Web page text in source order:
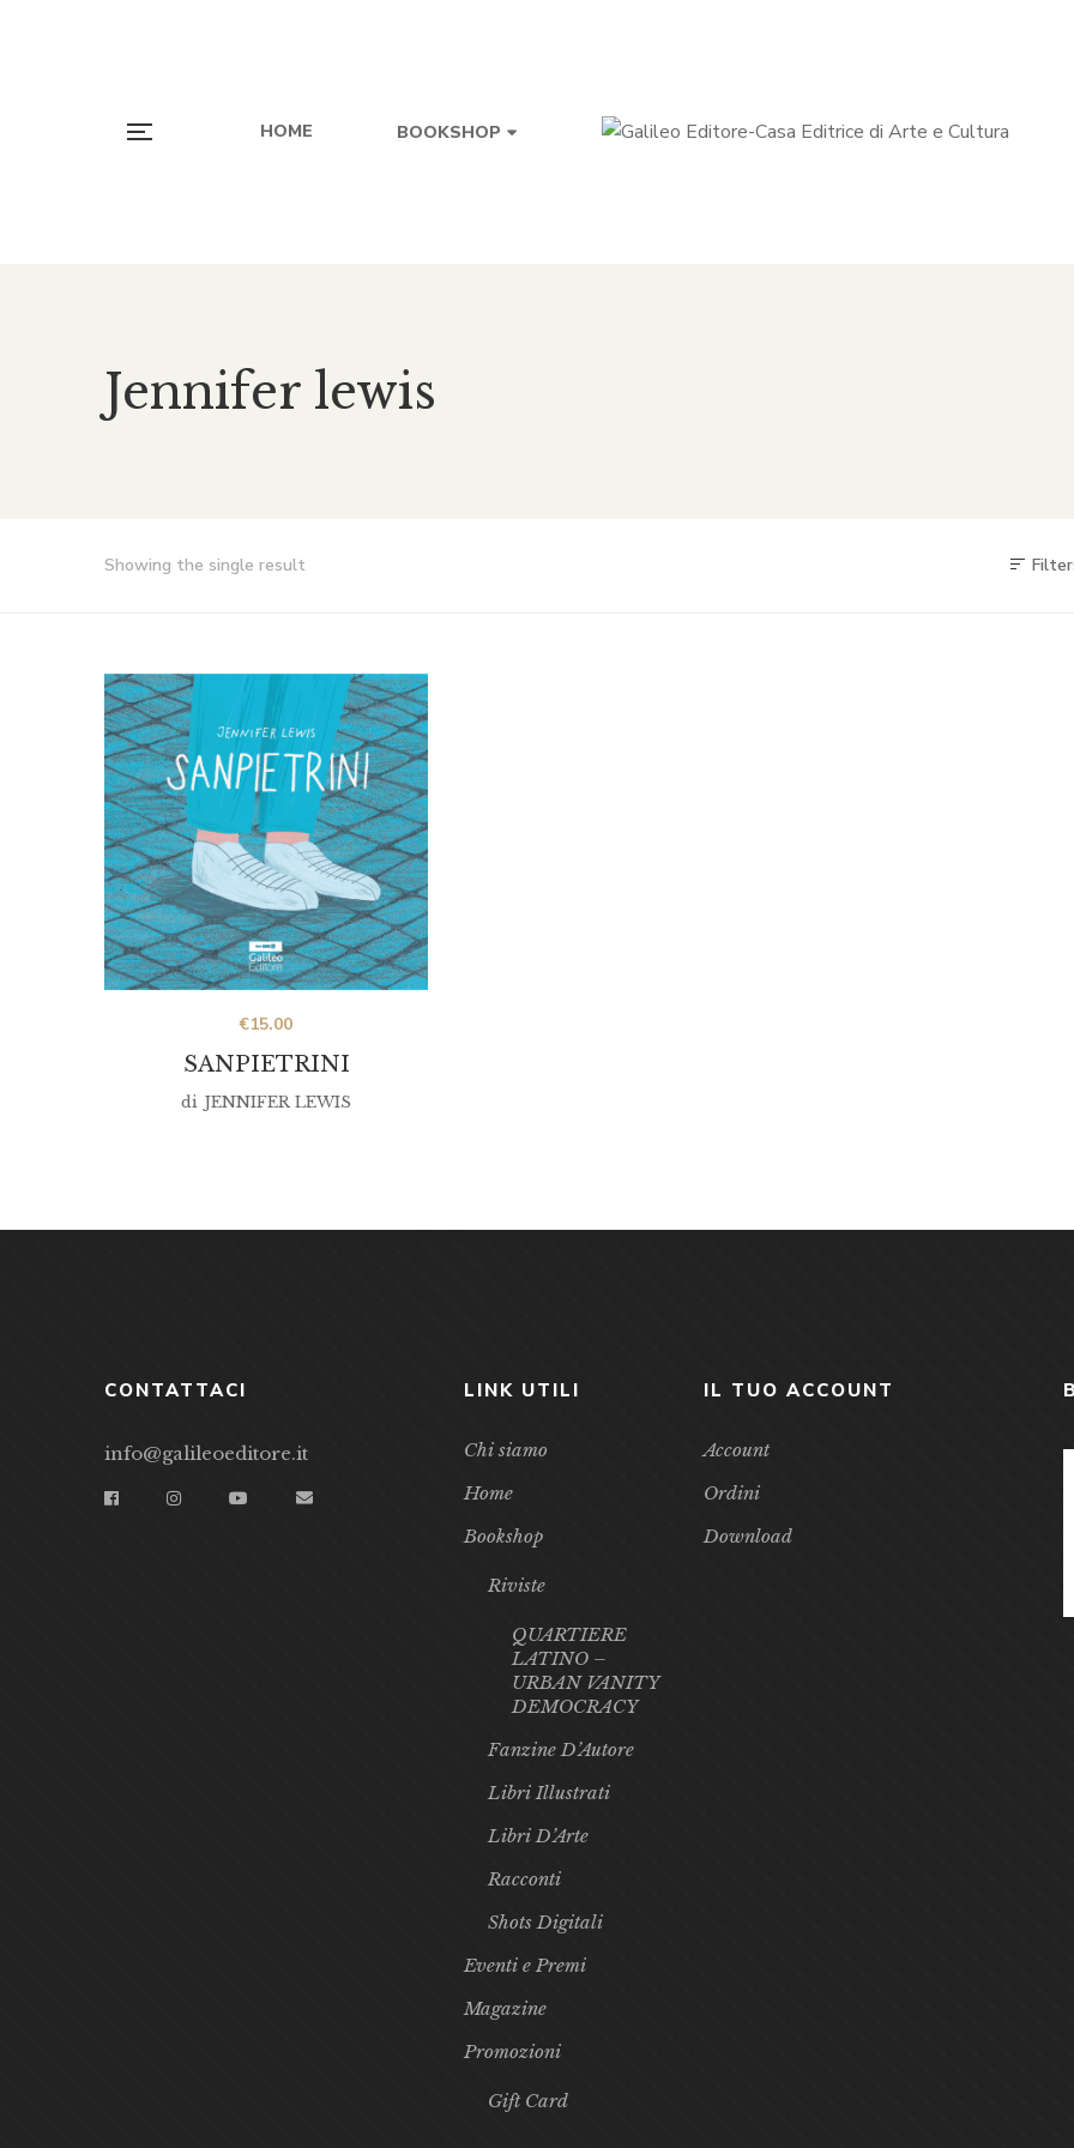
HOME BOOKSHOP
Jennifer lewis
Showing the single result
SANPIETRINI
€15.00
di JENNIFER LEWIS
CONTATTACI
info@galileoeditore.it
LINK UTILI
Chi siamo
Home
Bookshop
Riviste
QUARTIERE
LATINO –
URBAN VANITY
DEMOCRACY
Fanzine D’Autore
Libri Illustrati
Libri D’Arte
Racconti
Shots Digitali
Eventi e Premi
Magazine
Promozioni
Gift Card
IL TUO ACCOUNT
Account
Ordini
Download